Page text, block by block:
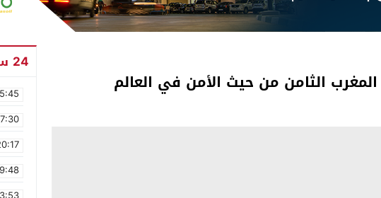
الثامن من حيث الأمن في العالم
24 ساعة